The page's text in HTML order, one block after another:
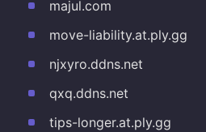
majul.com
move-liability.at.ply.gg
njxyro.ddns.net
qxq.ddns.net
tips-longer.at.ply.gg